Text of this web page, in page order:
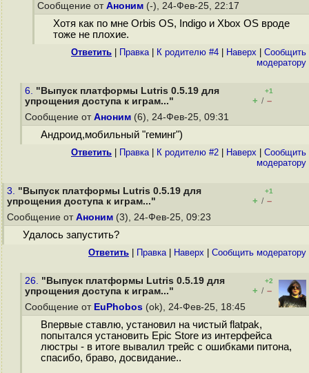
Сообщение от Аноним (-), 24-Фев-25, 22:17
Хотя как по мне Orbis OS, Indigo и Xbox OS вроде
тоже не плохие.
Ответить Правка| К родителю #4 Наверх
Cообщить
модератору
6. "Выпуск платформы Lutris 0.5.19 для
упрощения доступа к играм..."
+1
+ / –
Сообщение от Аноним (6), 24-Фев-25, 09:31
Андроид,мобильный "геминг")
Ответить Правка| К родителю #2 Наверх
Cообщить
модератору
3. "Выпуск платформы Lutris 0.5.19 для
упрощения доступа к играм..."
+1
+ / –
Сообщение от Аноним (3), 24-Фев-25, 09:23
Удалось запустить?
Ответить Правка| Наверх Cообщить модератору
26. "Выпуск платформы Lutris 0.5.19 для
упрощения доступа к играм..."
+2
+ / –
Сообщение от EuPhobos (ok), 24-Фев-25, 18:45
Впервые ставлю, установил на чистый flatpak,
попытался установить Epic Store из интерфейса
люстры - в итоге вывалил трейс с ошибками питона,
спасибо, браво, досвидание..